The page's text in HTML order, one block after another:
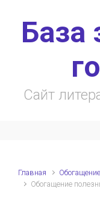
База
Сайт
Главная
Обогащение